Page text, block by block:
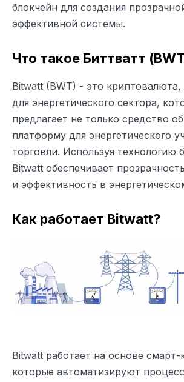
блокчейн для создания
эффективной системы.
Что такое Биттватт
Bitwatt (BWT) - это криптовалюта,
для энергетического сектора,
предлагает не только средство
платформу для энергетического
торговли. Используя технологию
Bitwatt обеспечивает
и эффективность в
Как работает Bitwatt?
Bitwatt работает на основе смарт-
которые автоматизируют